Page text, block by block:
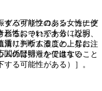
パグリフロジン、カナグ
るおそれがある（なお、
清リチウム濃度の上昇に注
ムの腎排泄を促進すること
る可能性がある）］。
する可能性のある女性に使
形性について十分に説明
重に判断すること。なお、
関係は明らかではない